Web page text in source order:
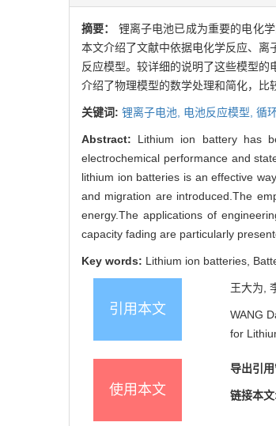
摘要： 锂离子电池已成为重要的电化
本文介绍了文献中依据电化学反应、
反应模型。较详细的说明了这些模型
介绍了物理模型的数学处理和简化，比
关键词: 锂离子电池, 电池反应模型, 循
Abstract: Lithium ion battery has
electrochemical performance and
lithium ion batteries is an effective
and migration are introduced.The
energy.The applications of
capacity fading are particularly
Key words: Lithium ion batteries,
引用本文
王大为,
WANG
for
使用本文
导出引
链接本